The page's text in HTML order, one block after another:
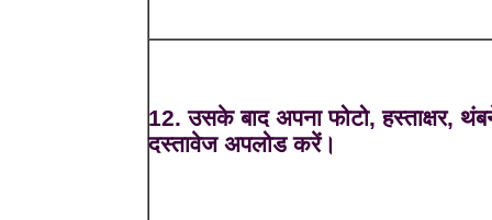
12. उसके बाद अपना फोटो, हस्ताक्षर,
दस्तावेज अपलोड करें।